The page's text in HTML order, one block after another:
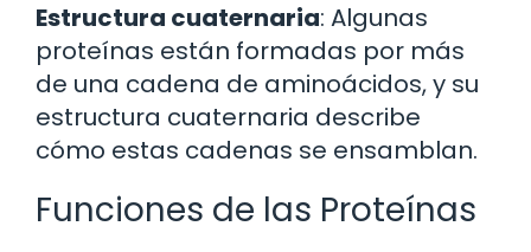
Estructura cuaternaria: Algunas
proteínas están formadas por más
de una cadena de aminoácidos, y su
estructura cuaternaria describe
cómo estas cadenas se ensamblan.
Funciones de las Proteínas